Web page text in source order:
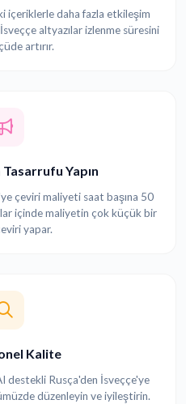
içeriklerle daha fazla etkileşim
altyazılar izlenme süresini
artırır.
Yapın
çeviri maliyeti saat başına 50
içinde maliyetin çok küçük bir
yapar.
Kalite
destekli Rusça'den İsveççe'ye
düzenleyin ve iyileştirin.